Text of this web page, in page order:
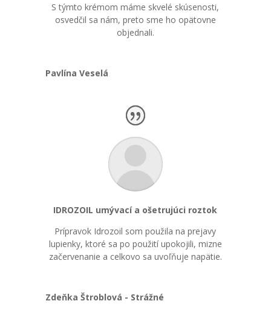
S týmto krémom máme skvelé skúsenosti,
osvedčil sa nám, preto sme ho opätovne
objednali.
Pavlína Veselá
IDROZOIL umývací a ošetrujúci roztok
Prípravok Idrozoil som použila na prejavy
lupienky, ktoré sa po použití upokojili, mizne
začervenanie a celkovo sa uvoľňuje napätie.
Zdeňka Štroblová - Strážné